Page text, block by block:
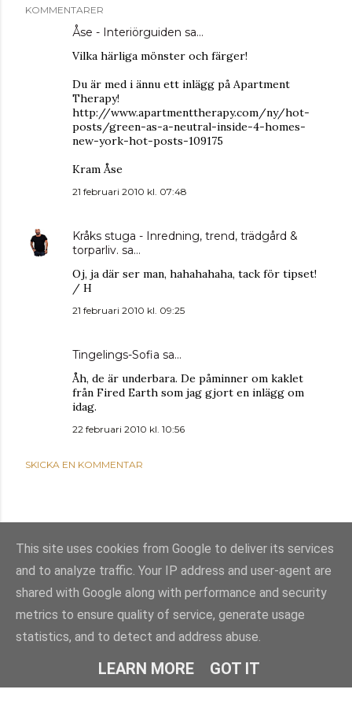
KOMMENTARER
Åse - Interiörguiden sa…
Vilka härliga mönster och färger!
Du är med i ännu ett inlägg på Apartment
Therapy!
http://www.apartmenttherapy.com/ny/hot-
posts/green-as-a-neutral-inside-4-homes-
new-york-hot-posts-109175
Kram Åse
21 februari 2010 kl. 07:48
Kråks stuga - Inredning, trend, trädgård &
torparliv. sa…
Oj, ja där ser man, hahahahaha, tack för tipset!
/ H
21 februari 2010 kl. 09:25
Tingelings-Sofia sa…
Åh, de är underbara. De påminner om kaklet
från Fired Earth som jag gjort en inlägg om
idag.
22 februari 2010 kl. 10:56
SKICKA EN KOMMENTAR
Använder Blogger
This site uses cookies from Google to deliver its services
and to analyze traffic. Your IP address and user-agent are
shared with Google along with performance and security
metrics to ensure quality of service, generate usage
statistics, and to detect and address abuse.
LEARN MORE GOT IT